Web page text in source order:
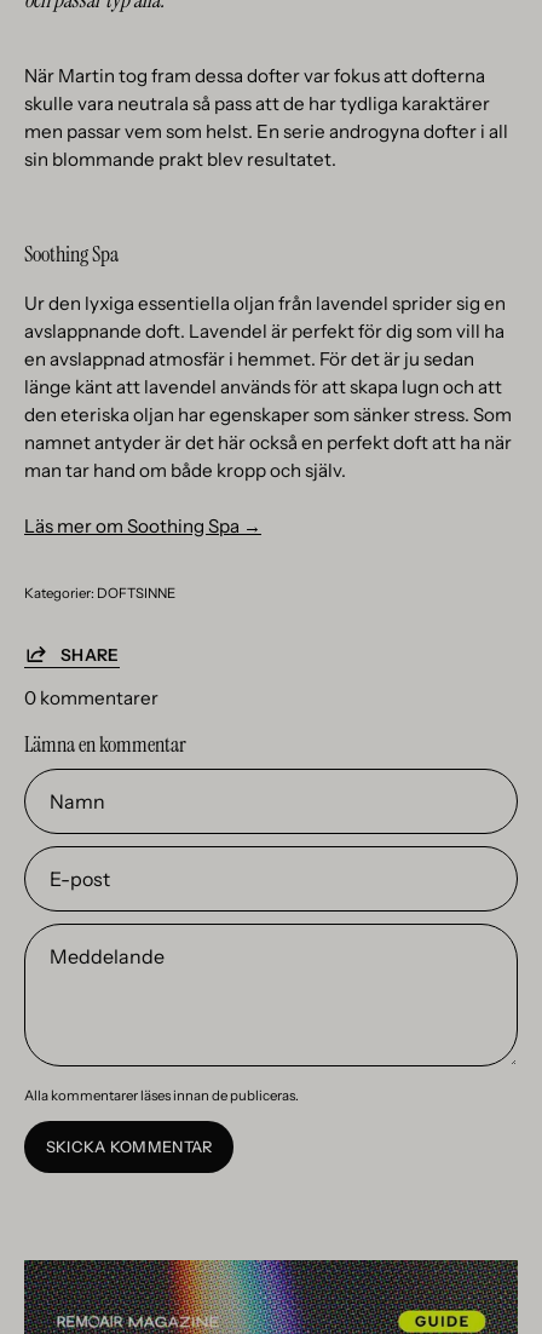
När Martin tog fram dessa dofter var fokus att dofterna
skulle vara neutrala så pass att de har tydliga karaktärer
men passar vem som helst. En serie androgyna dofter i all
sin blommande prakt blev resultatet.
Soothing Spa
Ur den lyxiga essentiella oljan från lavendel sprider sig en
avslappnande doft. Lavendel är perfekt för dig som vill ha
en avslappnad atmosfär i hemmet. För det är ju sedan
länge känt att lavendel används för att skapa lugn och att
den eteriska oljan har egenskaper som sänker stress. Som
namnet antyder är det här också en perfekt doft att ha när
man tar hand om både kropp och själv.
Läs mer om Soothing Spa →
Kategorier: DOFTSINNE
SHARE
0 kommentarer
Lämna en kommentar
Namn
E-
post
Meddelande
Alla kommentarer läses innan de publiceras.
SKICKA KOMMENTAR